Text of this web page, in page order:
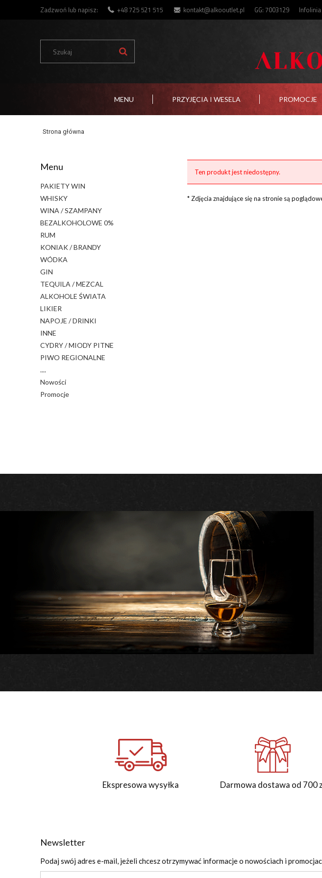
Zadzwoń lub napisz: +48 725 521 515 kontakt@alkooutlet.pl GG: 7003129
MENU PRZYJĘCIA I WESELA PROMOCJE
Strona główna
Menu
PAKIETY WIN
WHISKY
WINA / SZAMPANY
BEZALKOHOLOWE 0%
RUM
KONIAK / BRANDY
WÓDKA
GIN
TEQUILA / MEZCAL
ALKOHOLE ŚWIATA
LIKIER
NAPOJE / DRINKI
INNE
CYDRY / MIODY PITNE
PIWO REGIONALNE
....
Nowości
Promocje
Ten produkt jest niedostępny.
* Zdjęcia znajdujące się na stronie są
Ekspresowa wysyłka Darmowa dostawa od 700
Newsletter
Podaj swój adres e-mail, jeżeli chcesz otrzymywać informacje o nowościach i